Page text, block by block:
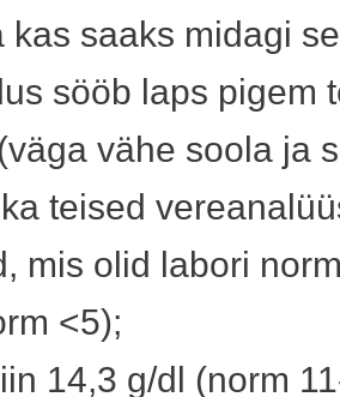
kas saaks midagi
sööb laps pigem
vähe soola ja
teised
mis olid labori
<5);
14,3 g/dl (norm